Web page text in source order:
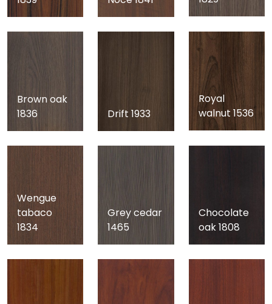
Brown oak
1836
Drift 1933
Royal
walnut 1536
Wengue
tabaco
1834
Grey cedar
1465
Chocolate
oak 1808